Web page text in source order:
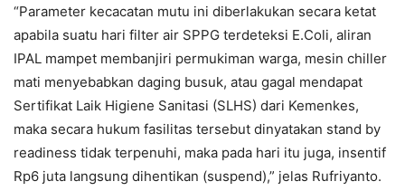
“Parameter kecacatan mutu ini diberlakukan secara ketat
apabila suatu hari filter air SPPG terdeteksi E.Coli, aliran
IPAL mampet membanjiri permukiman warga, mesin chiller
mati menyebabkan daging busuk, atau gagal mendapat
Sertifikat Laik Higiene Sanitasi (SLHS) dari Kemenkes,
maka secara hukum fasilitas tersebut dinyatakan stand by
readiness tidak terpenuhi, maka pada hari itu juga, insentif
Rp6 juta langsung dihentikan (suspend),” jelas Rufriyanto.